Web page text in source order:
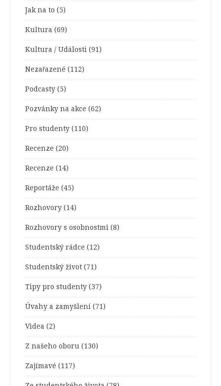
Jak na to (5)
Kultura (69)
Kultura / Události (91)
Nezařazené (112)
Podcasty (5)
Pozvánky na akce (62)
Pro studenty (110)
Recenze (20)
Recenze (14)
Reportáže (45)
Rozhovory (14)
Rozhovory s osobnostmi (8)
Studentský rádce (12)
Studentský život (71)
Tipy pro studenty (37)
Úvahy a zamyšlení (71)
Videa (2)
Z našeho oboru (130)
Zajímavé (117)